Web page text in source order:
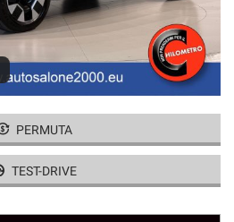
PERMUTA
TEST-DRIVE